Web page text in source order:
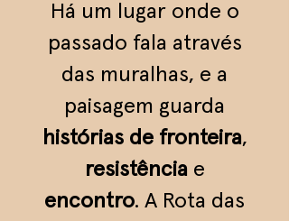
Há um lugar onde o
passado fala através
das muralhas, e a
paisagem guarda
histórias de fronteira,
resistência e
encontro. A Rota das